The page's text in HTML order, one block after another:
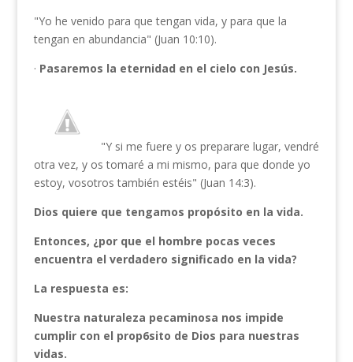
"Yo he venido para que tengan vida, y para que la
tengan en abundancia" (Juan 10:10).
· Pasaremos la eternidad en el cielo con Jesús.
"Y si me fuere y os preparare lugar, vendré
otra vez, y os tomaré a mi mismo, para que donde yo
estoy, vosotros también estéis" (Juan 14:3).
Dios quiere que tengamos propósito en la vida.
Entonces, ¿por que el hombre pocas veces
encuentra el verdadero significado en la vida?
La respuesta es:
Nuestra naturaleza pecaminosa nos impide
cumplir con el prop6sito de Dios para nuestras
vidas.